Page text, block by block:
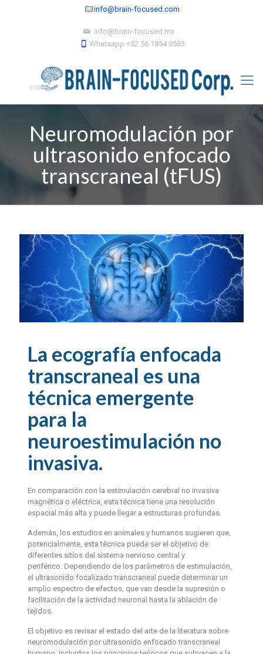
info@brain-focused.com
info@brain-focused.mx
Whatsapp +52 56 1854 9583
Neuromodulación por
ultrasonido enfocado
transcraneal (tFUS)
La ecografía enfocada
transcraneal es una
técnica emergente
para la
neuroestimulación no
invasiva.
En comparación con la estimulación cerebral no invasiva
magnética o eléctrica, esta técnica tiene una resolución
espacial más alta y puede llegar a estructuras profundas.
Además, los estudios en animales y humanos sugieren que,
potencialmente, esta técnica puede ser el objetivo de
diferentes sitios del sistema nervioso central y
periférico. Dependiendo de los parámetros de estimulación,
el ultrasonido focalizado transcraneal puede determinar un
amplio espectro de efectos, que van desde la supresión o
facilitación de la actividad neuronal hasta la ablación de
tejidos.
El objetivo es revisar el estado del arte de la literatura sobre
neuromodulación por ultrasonido enfocado transcraneal